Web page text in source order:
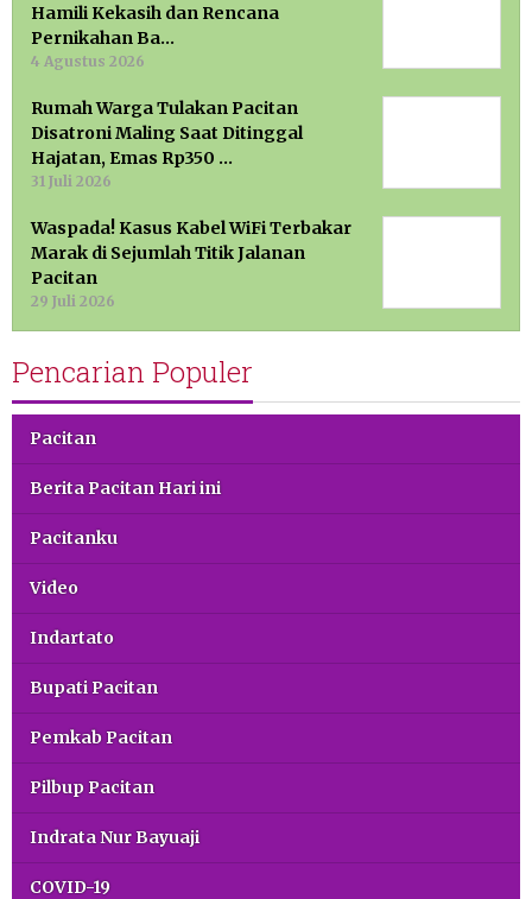
Hamili Kekasih dan Rencana
Pernikahan Ba…
4 Agustus 2026
Rumah Warga Tulakan Pacitan
Disatroni Maling Saat Ditinggal
Hajatan, Emas Rp350 …
31 Juli 2026
Waspada! Kasus Kabel WiFi Terbakar
Marak di Sejumlah Titik Jalanan
Pacitan
29 Juli 2026
Pencarian Populer
Pacitan
Berita Pacitan Hari ini
Pacitanku
Video
Indartato
Bupati Pacitan
Pemkab Pacitan
Pilbup Pacitan
Indrata Nur Bayuaji
COVID-19